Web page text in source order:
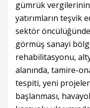
gümrük
yatırımların teşvik
sektör
görmüş sanayi
rehabilitasyonu,
alanında, tamire-
tespiti, yeni
başlanması,